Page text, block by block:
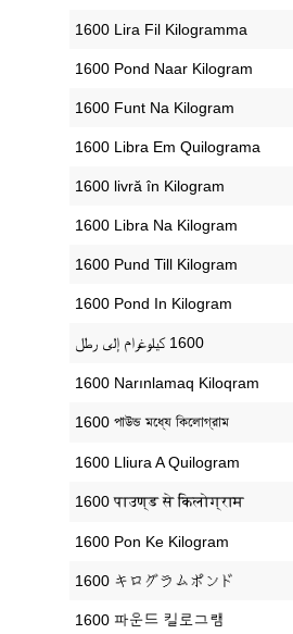
‎1600 Lira Fil Kilogramma
‎1600 Pond Naar Kilogram
‎1600 Funt Na Kilogram
‎1600 Libra Em Quilograma
‎1600 livră în Kilogram
‎1600 Libra Na Kilogram
‎1600 Pund Till Kilogram
‎1600 Pond In Kilogram
‎1600 Narınlamaq Kiloqram
‎1600 পাউন্ড মধ্যে কিলোগ্রাম
‎1600 Lliura A Quilogram
‎1600 पाउण्ड से किलोग्राम
‎1600 Pon Ke Kilogram
‎1600 キログラムポンド
‎1600 파운드 킬로그램